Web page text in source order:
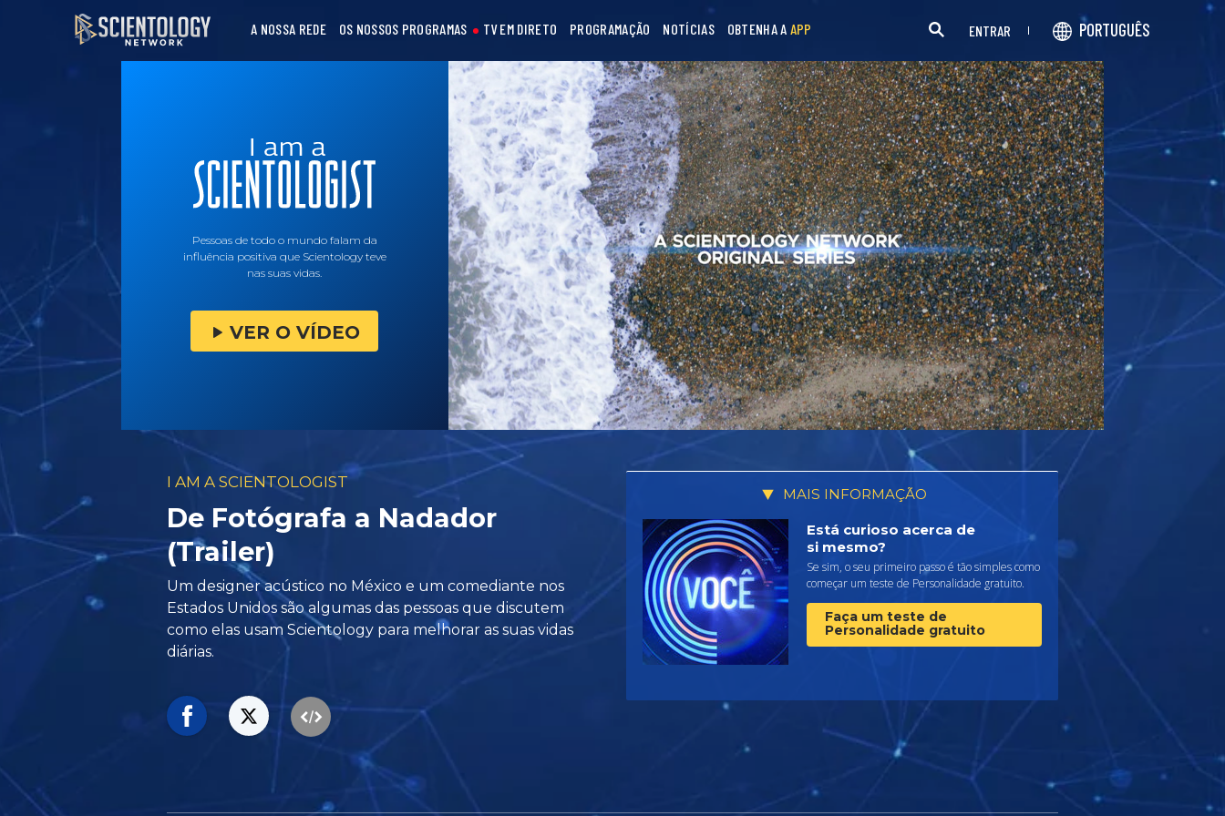
A NOSSA REDE OS NOSSOS PROGRAMAS TV EM DIRETO PROGRAMAÇÃO NOTÍCIAS OBTENHA A APP ENTRAR PORTUGUÊS
Pessoas de todo o mundo falam da
influência positiva que Scientology teve
nas suas vidas.
VER O VÍDEO
I AM A SCIENTOLOGIST
De Fotógrafa a Nadador
(Trailer)
Um designer acústico no México e um comediante nos
Estados Unidos são algumas das pessoas que discutem
como elas usam Scientology para melhorar as suas vidas
diárias.
MAIS INFORMAÇÃO
Está curioso acerca de
si mesmo?
Se sim, o seu primeiro passo é tão simples como
começar um teste de Personalidade gratuito.
Faça um teste de
Personalidade gratuito